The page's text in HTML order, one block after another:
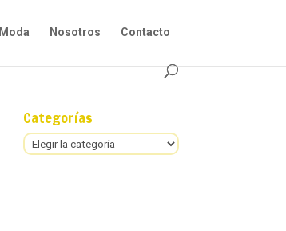
Moda Nosotros Contacto
Categorías
Categorías